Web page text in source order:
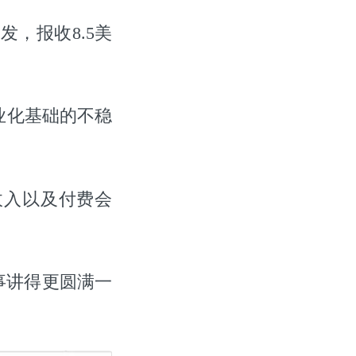
，报收8.5美
化基础的不稳
以及付费会
讲得更圆满一